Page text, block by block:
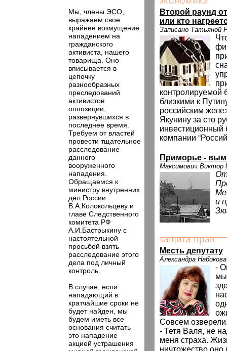
Мы, члены ЭСО,
выражаем свое
крайнее возмущение
нападением на
гражданского
активиста, нашего
товарища. Оно
вписывается в
цепочку
разнообразных
преследований
активистов
оппозиции,
развернувшихся в
последнее время.
Требуем от властей
провести тщательное
расследование
данного
вооруженного
нападения.
Обращаемся к
министру внутренних
дел России
В.А.Колокольцеву и
главе Следственного
комитета РФ
А.И.Бастрыкину с
настоятельной
просьбой взять
расследование этого
дела под личный
контроль.
В случае, если
нападающий в
кратчайшие сроки не
будет найден, мы
будем иметь все
основания считать
это нападение
акцией устрашения
Второй раунд
или кто
Записано
контролируемой
близкими к
российским
Якунину за сто
инвестиционный
компании
Приморье -
Максимович Виктор
и
Месть депутату
Александра Набокова
-
мы
Совсем
- Тетя Валя, не
меня страха.
ничтожество оно